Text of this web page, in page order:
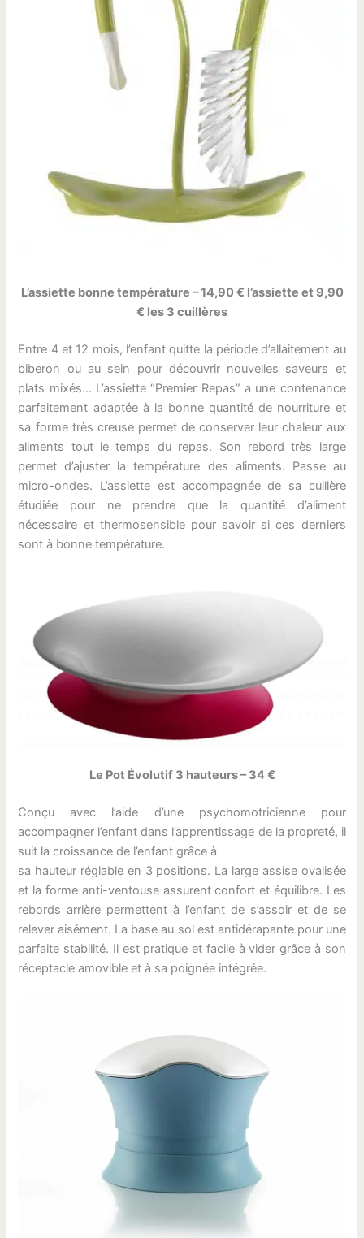
L’assiette bonne température – 14,90 € l’assiette et 9,90
€ les 3 cuillères
Entre 4 et 12 mois, l’enfant quitte la période d’allaitement au
biberon ou au sein pour découvrir nouvelles saveurs et
plats mixés… L’assiette “Premier Repas” a une contenance
parfaitement adaptée à la bonne quantité de nourriture et
sa forme très creuse permet de conserver leur chaleur aux
aliments tout le temps du repas. Son rebord très large
permet d’ajuster la température des aliments. Passe au
micro-ondes. L’assiette est accompagnée de sa cuillère
étudiée pour ne prendre que la quantité d’aliment
nécessaire et thermosensible pour savoir si ces derniers
sont à bonne température.
Le Pot Évolutif 3 hauteurs – 34 €
Conçu avec l’aide d’une psychomotricienne pour
accompagner l’enfant dans l’apprentissage de la propreté, il
suit la croissance de l’enfant grâce à
sa hauteur réglable en 3 positions. La large assise ovalisée
et la forme anti-ventouse assurent confort et équilibre. Les
rebords arrière permettent à l’enfant de s’assoir et de se
relever aisément. La base au sol est antidérapante pour une
parfaite stabilité. Il est pratique et facile à vider grâce à son
réceptacle amovible et à sa poignée intégrée.